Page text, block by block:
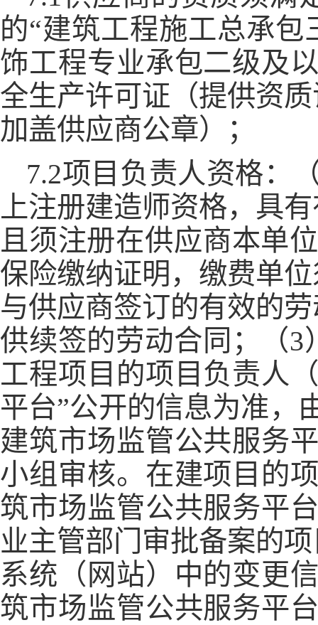
的“建筑工程施工总承
饰工程专业承包二级及
全生产许可证（提供资
加盖供应商公章）；
7.2项目负责人资格：
上注册建造师资格，具
且须注册在供应商本单
保险缴纳证明，缴费单
与供应商签订的有效的
供续签的劳动合同；（
工程项目的项目负责人
平台”公开的信息为准，
建筑市场监管公共服务
小组审核。在建项目的
筑市场监管公共服务平
业主管部门审批备案的
系统（网站）中的变更
筑市场监管公共服务平